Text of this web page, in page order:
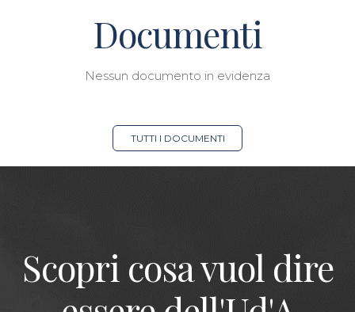
Documenti
Nessun documento in evidenza
TUTTI I DOCUMENTI
Scopri cosa vuol dire